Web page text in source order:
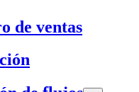
de ventas